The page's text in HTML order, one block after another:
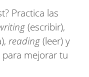
Practica las
(escribir),
reading(leer) y
para mejorar tu